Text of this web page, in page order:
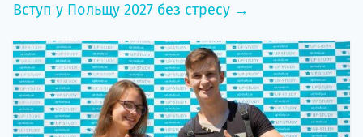
Вступ у Польщу 2027 без стресу →